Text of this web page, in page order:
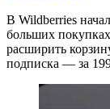
В Wildberries
больших
расширить
подписка — за